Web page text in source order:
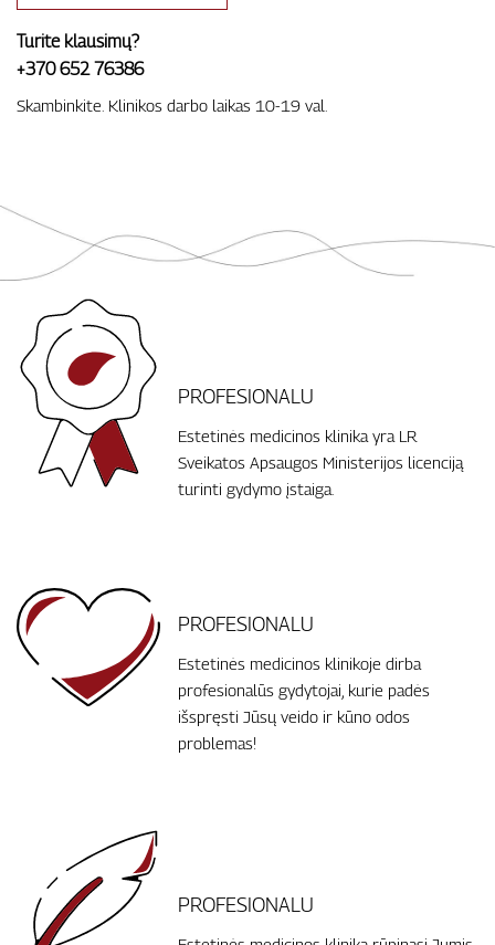
Turite klausimų?
+370 652 76386
Skambinkite. Klinikos darbo laikas 10-19 val.
PROFESIONALU
Estetinės medicinos klinika yra LR
Sveikatos Apsaugos Ministerijos licenciją
turinti gydymo įstaiga.
PROFESIONALU
Estetinės medicinos klinikoje dirba
profesionalūs gydytojai, kurie padės
išspręsti Jūsų veido ir kūno odos
problemas!
PROFESIONALU